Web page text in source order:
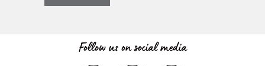
Follow us on social media